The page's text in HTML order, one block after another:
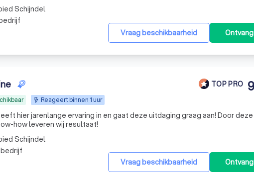
Vraag beschikbaarheid
Schijndel
TOP PRO
Reageert binnen 1 uur
hier jarenlange ervaring in en gaat deze uitdaging graag aan! Door
how leveren wij resultaat!
Vraag beschikbaarheid
Schijndel
bedrijf